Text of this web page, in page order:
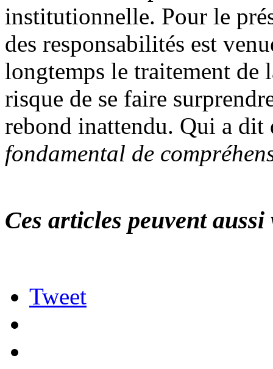
institutionnelle. Pour le
des responsabilités est
longtemps le traitement de
risque de se faire
rebond inattendu. Qui a dit
fondamental de
Ces articles peuvent
Tweet